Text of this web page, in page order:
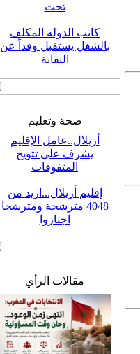
تحت
كاتب الدولة المكلف
بالشغل يستقبل وفداً عن
النقابة
صحة وتعليم
أزيلال..عامل الإقليم
يشرف على تتويج
المتفوقات
إقليم أزيلال...ازيد من
4048 مترشحة ومترشحا
اجتازوا
مقالات الرأي